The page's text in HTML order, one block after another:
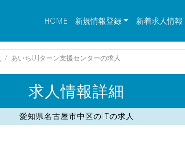
HOME 新規情報登録 新着求人情報
あいちUIJターン支援センターの求人
求人情報詳細
愛知県名古屋市中区のITの求人